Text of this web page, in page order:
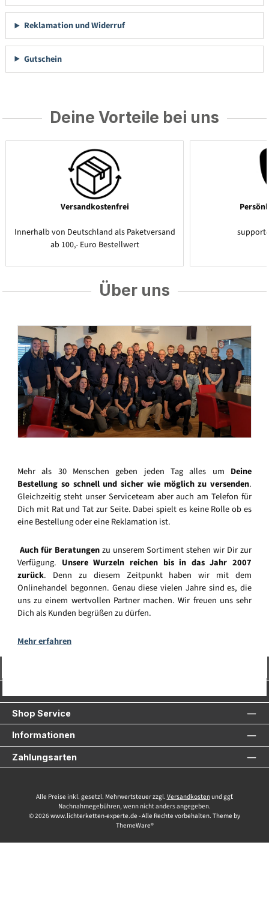
Reklamation und Widerruf
Gutschein
Deine Vorteile bei uns
Versandkostenfrei
Innerhalb von Deutschland als Paketversand
ab 100,- Euro Bestellwert
Über uns
Mehr als 30 Menschen geben jeden Tag alles um Deine
Bestellung so schnell und sicher wie möglich zu versenden.
Gleichzeitig steht unser Serviceteam aber auch am Telefon für
Dich mit Rat und Tat zur Seite. Dabei spielt es keine Rolle ob es
eine Bestellung oder eine Reklamation ist.
Auch für Beratungenzu unserem Sortiment stehen wir Dir zur
Verfügung. Unsere Wurzeln reichen bis in das Jahr 2007
zurück. Denn zu diesem Zeitpunkt haben wir mit dem
Onlinehandel begonnen. Genau diese vielen Jahre sind es, die
uns zu einem wertvollen Partner machen. Wir freuen uns sehr
Dich als Kunden begrüßen zu dürfen.
Mehr erfahren
Shop Service
Informationen
Zahlungsarten
Alle Preise inkl. gesetzl. Mehrwertsteuer zzgl. Versandkostenund ggf.
Nachnahmegebühren, wenn nicht anders angegeben.
© 2026 www.lichterketten-experte.de - Alle Rechte vorbehalten. Theme by
ThemeWare®